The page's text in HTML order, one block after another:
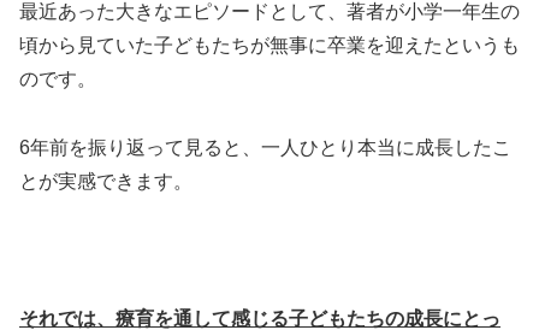
最近あった大きなエピソードとして、著者が小学一年生の
頃から見ていた子どもたちが無事に卒業を迎えたというも
のです。
6年前を振り返って見ると、一人ひとり本当に成長したこ
とが実感できます。
それでは、療育を通して感じる子どもたちの成長にとっ